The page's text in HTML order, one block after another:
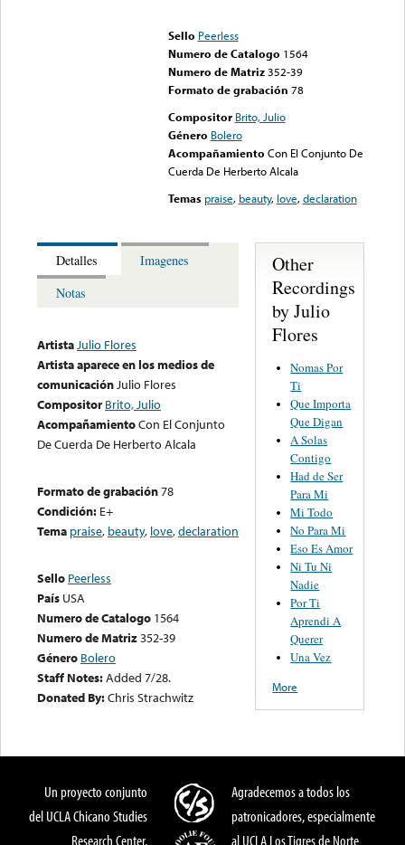
Sello Peerless
Numero de Catalogo 1564
Numero de Matriz 352-39
Formato de grabación 78
Compositor Brito, Julio
Género Bolero
Acompañamiento Con El Conjunto De
Cuerda De Herberto Alcala
Temas praise, beauty, love,declaration
Detalles
Imagenes
Notas
ArtistaJulio Flores
Artista aparece en los medios de
comunicaciónJulio Flores
Compositor Brito, Julio
AcompañamientoCon El Conjunto
De Cuerda De Herberto Alcala
Formato de grabación78
Condición: E+
Tema praise, beauty, love,declaration
Sello Peerless
País USA
Numero de Catalogo 1564
Numero de Matriz352-39
Género Bolero
Staff Notes:Added 7/28.
Donated By:Chris Strachwitz
Other
Recordings
by Julio
Flores
Nomas Por
Ti
Que Importa
Que Digan
A Solas
Contigo
Had de Ser
Para Mi
Mi Todo
No Para Mi
Eso Es Amor
Ni Tu Ni
Nadie
Por Ti
Aprendi A
Querer
Una Vez
More
Un proyecto conjunto
del UCLA Chicano Studies
Research Center,
Agradecemos a todos los
patronicadores, especialmente
al UCLA Los Tigres de Norte